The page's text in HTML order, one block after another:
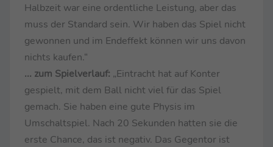
Halbzeit war eine ordentliche Leistung, aber das
muss der Standard sein. Wir haben das Spiel nicht
gewonnen und im Endeffekt können wir uns davon
nichts kaufen.“
... zum Spielverlauf: „Eintracht hat auf Konter
gespielt, mit dem Ball nicht viel für das Spiel
gemach. Sie haben eine gute Physis im
Umschaltspiel. Nach 20 Sekunden hatten sie die
erste Chance, das ist negativ. Das Gegentor ist